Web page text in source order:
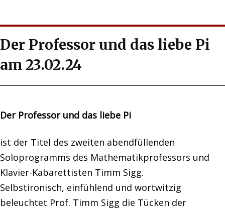
Der Professor und das liebe Pi
am 23.02.24
Der Professor und das liebe Pi
ist der Titel des zweiten abendfüllenden
Soloprogramms des Mathematikprofessors und
Klavier-Kabarettisten Timm Sigg.
Selbstironisch, einfühlend und wortwitzig
beleuchtet Prof. Timm Sigg die Tücken der